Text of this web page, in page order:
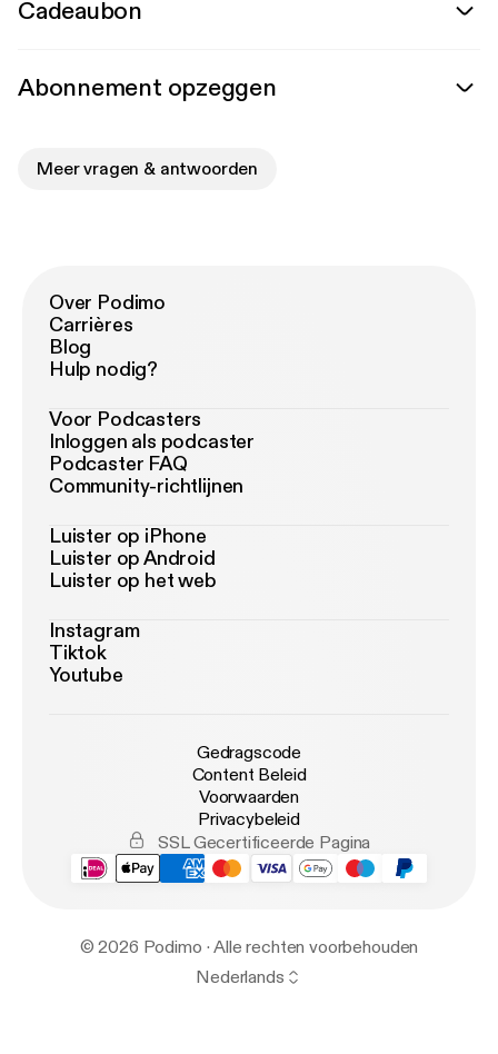
Cadeaubon
Abonnement opzeggen
Meer vragen & antwoorden
Over Podimo
Carrières
Blog
Hulp nodig?
Voor Podcasters
Inloggen als podcaster
Podcaster FAQ
Community-richtlijnen
Luister op iPhone
Luister op Android
Luister op het web
Instagram
Tiktok
Youtube
Gedragscode
Content Beleid
Voorwaarden
Privacybeleid
SSL Gecertificeerde Pagina
© 2026 Podimo · Alle rechten voorbehouden
Nederlands